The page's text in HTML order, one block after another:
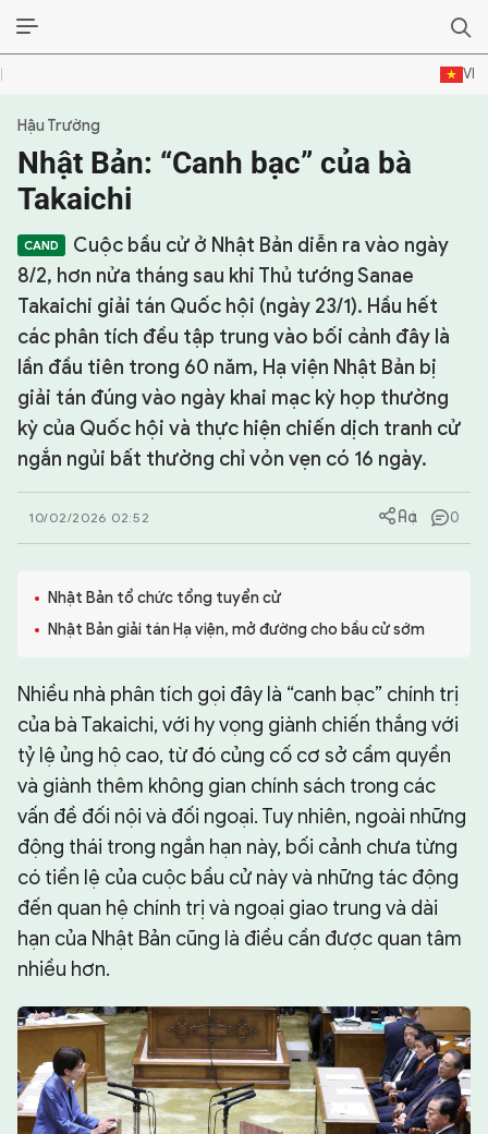
VI
SỰ KIỆN & BÌNH LUẬN
HẬU TRƯỜNG
KINH TẾ - VĂN HÓA - THỂ THAO
HỒ SƠ MẬT
PHÓNG SỰ
HỒ SƠ INTERPOL
VỤ ÁN NỔI TIẾNG
Hậu Trường
Nhật Bản: “Canh bạc” của bà
Takaichi
Cuộc bầu cử ở Nhật Bản diễn ra vào ngày
8/2, hơn nửa tháng sau khi Thủ tướng Sanae
Takaichi giải tán Quốc hội (ngày 23/1). Hầu hết
các phân tích đều tập trung vào bối cảnh đây là
lần đầu tiên trong 60 năm, Hạ viện Nhật Bản bị
giải tán đúng vào ngày khai mạc kỳ họp thường
kỳ của Quốc hội và thực hiện chiến dịch tranh cử
ngắn ngủi bất thường chỉ vỏn vẹn có 16 ngày.
10/02/2026 02:52 0
Nhật Bản tổ chức tổng tuyển cử
Nhật Bản giải tán Hạ viện, mở đường cho bầu cử sớm
Nhiều nhà phân tích gọi đây là “canh bạc” chính trị
của bà Takaichi, với hy vọng giành chiến thắng với
tỷ lệ ủng hộ cao, từ đó củng cố cơ sở cầm quyền
và giành thêm không gian chính sách trong các
vấn đề đối nội và đối ngoại. Tuy nhiên, ngoài những
động thái trong ngắn hạn này, bối cảnh chưa từng
có tiền lệ của cuộc bầu cử này và những tác động
đến quan hệ chính trị và ngoại giao trung và dài
hạn của Nhật Bản cũng là điều cần được quan tâm
nhiều hơn.